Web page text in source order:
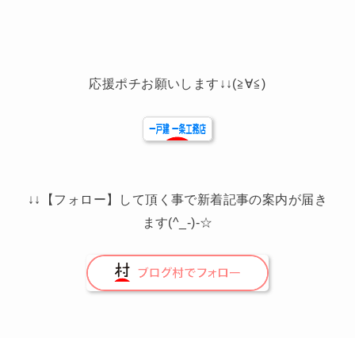
応援ポチお願いします↓↓(≧∀≦)
↓↓【フォロー】して頂く事で新着記事の案内が届き
ます(^_-)-☆